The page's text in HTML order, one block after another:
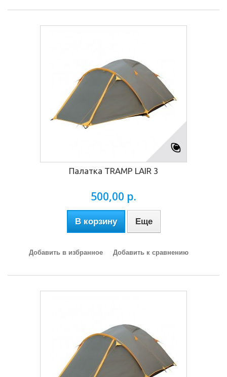
Палатка TRAMP LAIR 3
500,00 р.
В корзину Еще
Добавить в избранное Добавить к сравнению